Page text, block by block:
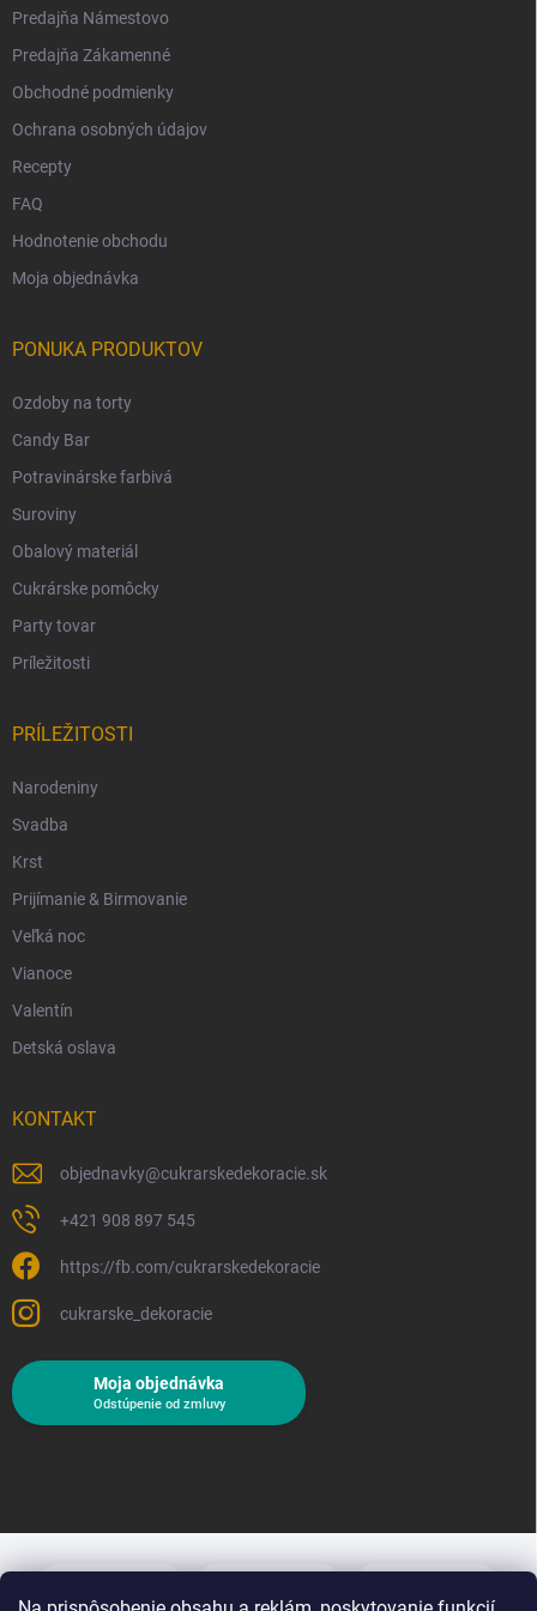
Predajňa Námestovo
Predajňa Zákamenné
Obchodné podmienky
Ochrana osobných údajov
Recepty
FAQ
Hodnotenie obchodu
Moja objednávka
PONUKA PRODUKTOV
Ozdoby na torty
Candy Bar
Potravinárske farbivá
Suroviny
Obalový materiál
Cukrárske pomôcky
Party tovar
Príležitosti
PRÍLEŽITOSTI
Narodeniny
Svadba
Krst
Prijímanie & Birmovanie
Veľká noc
Vianoce
Valentín
Detská oslava
KONTAKT
objednavky@cukrarskedekoracie.sk
+421 908 897 545
https://fb.com/cukrarskedekoracie
cukrarske_dekoracie
Moja objednávka
Odstúpenie od zmluvy